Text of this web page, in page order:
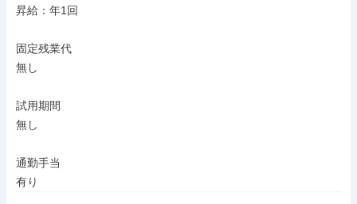
昇給：年1回
固定残業代
無し
試用期間
無し
通勤手当
有り